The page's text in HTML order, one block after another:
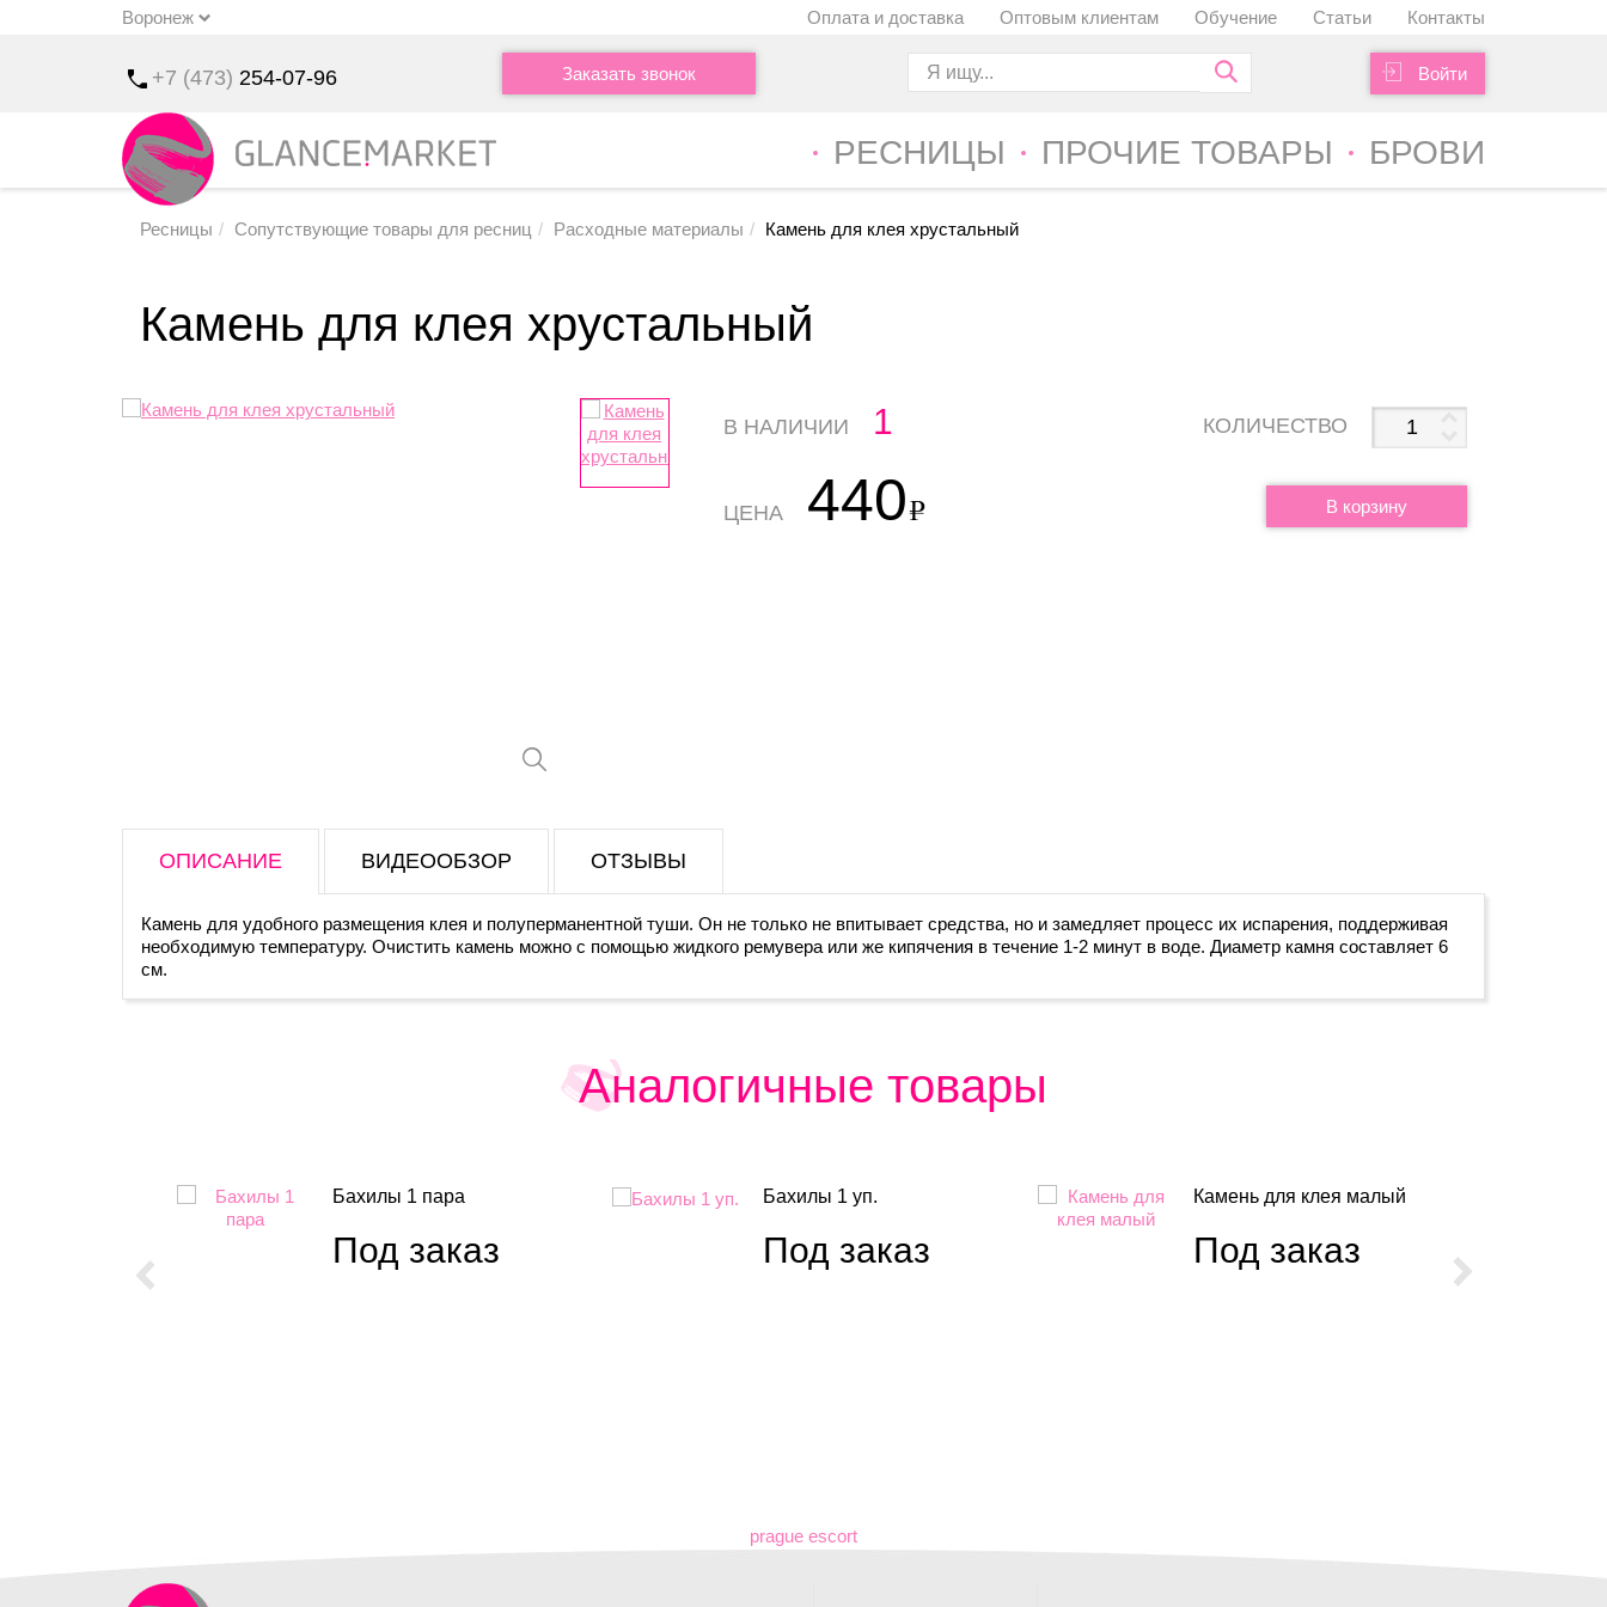
Воронеж u Оплата и доставка Оптовым клиентам Обучение Статьи Контакты
+7 (473) 254-07-96 Заказать звонок Войти
РЕСНИЦЫ ПРОЧИЕ ТОВАРЫ БРОВИ
Ресницы Сопутствующие товары для ресниц Расходные материалы Камень для клея хрустальный
Камень для клея хрустальный
В НАЛИЧИИ 1 КОЛИЧЕСТВО
ЦЕНА 440 В корзину
ОПИСАНИЕ ВИДЕООБЗОР ОТЗЫВЫ
Камень для удобного размещения клея и полуперманентной туши. Он не только не впитывает средства, но и замедляет процесс их испарения, поддерживая
необходимую температуру. Очистить камень можно с помощью жидкого ремувера или же кипячения в течение 1-2 минут в воде. Диаметр камня составляет 6
см.
Аналогичные товары
Бахилы 1 пара
Под заказ
Бахилы 1 уп.
Под заказ
Камень для клея малый
Под заказ
prague escort